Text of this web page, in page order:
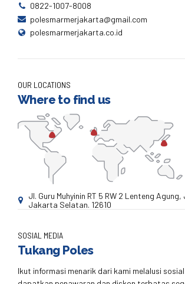
0822-1007-8008
polesmarmerjakarta@gmail.com
polesmarmerjakarta.co.id
OUR LOCATIONS
Where to find us
Jl. Guru Muhyinin RT 5 RW 2 Lenteng
Jakarta Selatan. 12610
SOSIAL MEDIA
Tukang Poles
Ikut informasi menarik dari kami melalusi